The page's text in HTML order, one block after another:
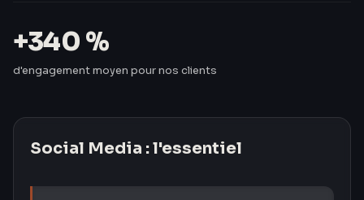
+340 %
d'engagement moyen pour nos clients
Social Media : l'essentiel